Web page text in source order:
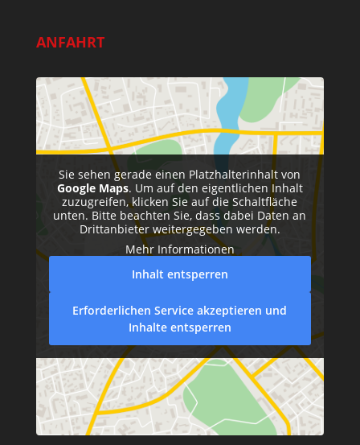
ANFAHRT
Sie sehen gerade einen Platzhalterinhalt von
Google Maps. Um auf den eigentlichen Inhalt
zuzugreifen, klicken Sie auf die Schaltfläche
unten. Bitte beachten Sie, dass dabei Daten an
Drittanbieter weitergegeben werden.
Mehr Informationen
Inhalt entsperren
Erforderlichen Service akzeptieren und
Inhalte entsperren